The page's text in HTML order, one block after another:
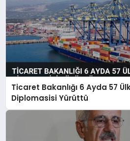
Ticaret Bakanlığı 6 Ayda 57
Diplomasisi Yürüttü